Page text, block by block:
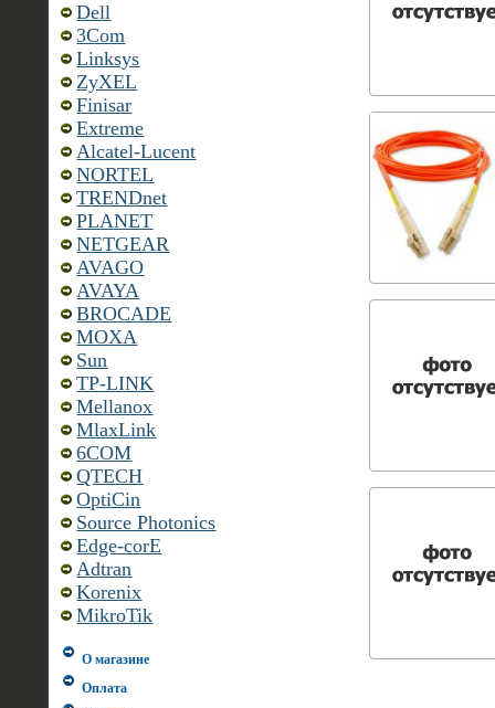
Dell
3Com
Linksys
ZyXEL
Finisar
Extreme
Alcatel-Lucent
NORTEL
TRENDnet
PLANET
NETGEAR
AVAGO
AVAYA
BROCADE
MOXA
Sun
TP-LINK
Mellanox
MlaxLink
6COM
QTECH
OptiCin
Source Photonics
Edge-corE
Adtran
Korenix
MikroTik
О магазине
Оплата